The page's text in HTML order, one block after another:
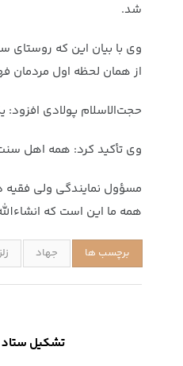
شد.
از همان لحظه اول مردمان
حجت‌الاسلام پولادی افزود:
وی تأکید کرد: همه اهل
مسؤول نمایندگی ولی فقیه
همه ما این است که
برچسب ها جهاد
تشکیل ستاد